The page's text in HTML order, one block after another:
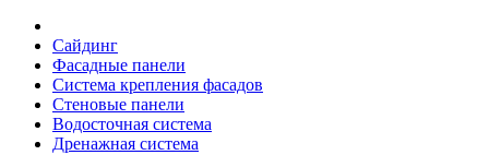
Сайдинг
Фасадные панели
Система крепления фасадов
Стеновые панели
Водосточная система
Дренажная система